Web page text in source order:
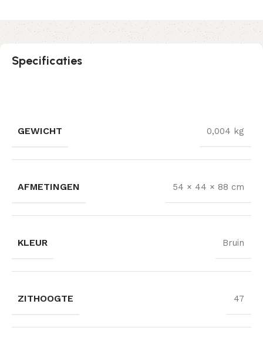
Specificaties
GEWICHT 0,004 kg
AFMETINGEN 54 × 44 × 88 cm
KLEUR Bruin
ZITHOOGTE 47